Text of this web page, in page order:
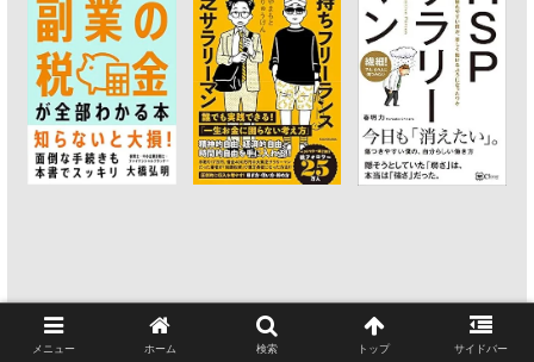
メニュー ホーム 検索 トップ サイドバー